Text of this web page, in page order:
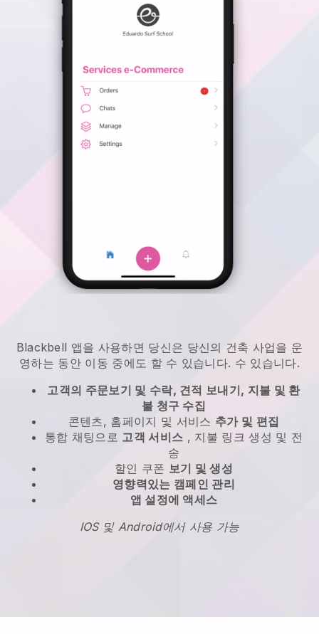
Blackbell 앱을 사용하면 당신은 당신의 건축 사업을 운
영하는 동안 이동 중에도 할 수 있습니다. 수 있습니다.
고객의 주문보기 및 수락, 견적 보내기, 지불 및 환
불 청구 수집
콘텐츠, 홈페이지 및 서비스 추가 및 편집
통합 채팅으로 고객 서비스 , 지불 링크 생성 및 전
송
할인 쿠폰 보기 및 생성
영향력있는 캠페인 관리
앱 설정에 액세스
IOS 및 Android에서 사용 가능